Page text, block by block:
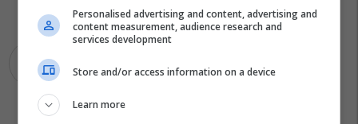
Dubai
Personalised advertising and content, advertising and
content measurement, audience research and
services development
Store and/or access information on a device
Learn more